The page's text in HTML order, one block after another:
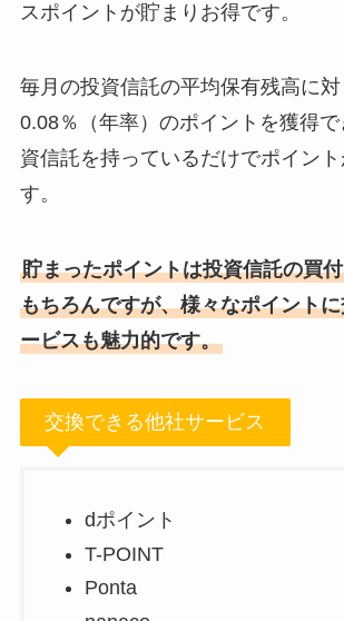
スポイントが貯まりお得です。
毎月の投資信託の平均保有残高に
0.08％（年率）のポイントを獲得
資信託を持っているだけでポイント
す。
貯まったポイントは投資信託の買
もちろんですが、様々なポイント
ービスも魅力的です。
交換できる他社サービス
dポイント
T-POINT
Ponta